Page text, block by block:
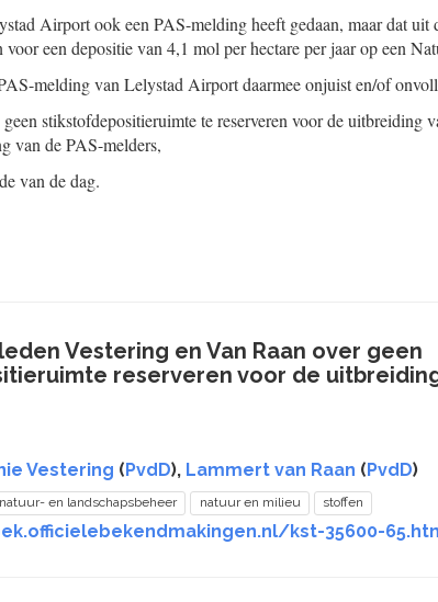
Airport ook een PAS-melding heeft gedaan, maar dat uit
een depositie van 4,1 mol per hectare per jaar op een
melding van Lelystad Airport daarmee onjuist en/of
stikstofdepositieruimte te reserveren voor de uitbreiding
van de PAS-melders,
van de dag.
Vestering en Van Raan over geen
reserveren voor de
Vestering (PvdD), Lammert van Raan (PvdD)
natuur- en landschapsbeheer natuur en milieu stoffen
kst-35600-